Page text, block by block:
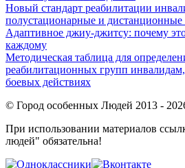
Новый стандарт реабилитации
полустационарные и
Адаптивное джиу-джитсу: почему
каждому
Методическая таблица для
реабилитационных групп
боевых действиях
© Город особенных Людей 2013 -
При использовании материалов
людей" обязательна!